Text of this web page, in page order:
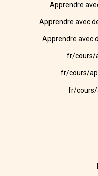
Apprendre
Apprendre avec
Apprendre avec
fr/cours/
fr/cours/
fr/cours/